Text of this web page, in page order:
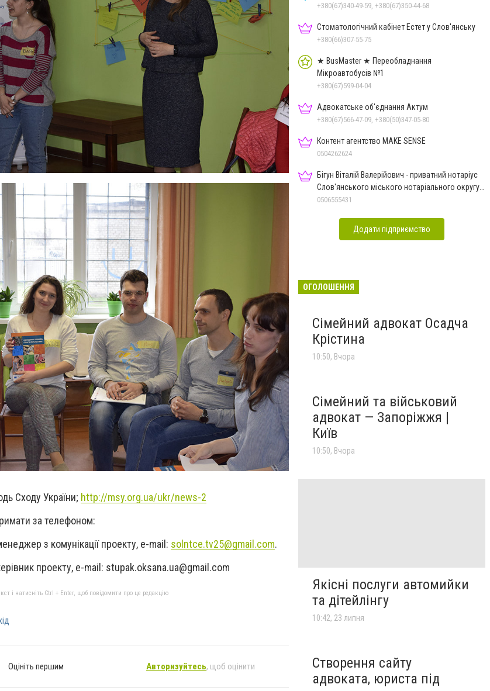
Сходу України; http://msy.org.ua/ukr/news-2
за телефоном:
з комунікації проекту, e-mail: solntce.tv25@gmail.com.
проекту, e-mail: stupak.oksana.ua@gmail.com
і натисніть Ctrl + Enter, щоб повідомити про це редакцію
Оцініть першим Авторизуйтесь, щоб оцінити
+380(67)340-49-59, +380(67)350-44-68
Стоматологічний кабінет Естет у Слов'янську
+380(66)307-55-75
★ BusMaster ★ Переобладнання
Мікроавтобусів №1
+380(67)599-04-04
Адвокатське об'єднання Актум
+380(67)566-47-09, +380(50)347-05-80
Контент агентство MAKE SENSE
0504262624
Бігун Віталій Валерійович - приватний нотаріус
Слов'янського міського нотаріального округу
Дон.обл.
0506555431
Додати підприємство
ОГОЛОШЕННЯ
Сімейний адвокат Осадча
Крістина
10:50, Вчора
Сімейний та військовий
адвокат — Запоріжжя |
Київ
10:50, Вчора
Якісні послуги автомийки
та дітейлінгу
10:42, 23 липня
Створення сайту
адвоката, юриста під